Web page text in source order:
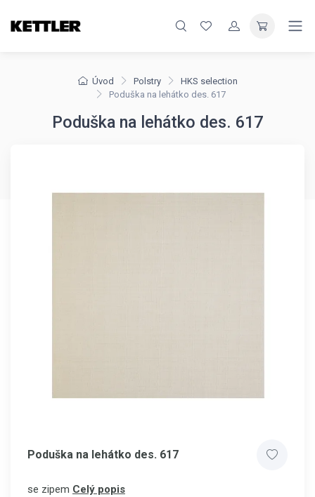
Úvod Polstry
HKS selection
Poduška na lehátko des. 617
Poduška na lehátko des. 617
Poduška na lehátko des. 617
se zipem Celý popis